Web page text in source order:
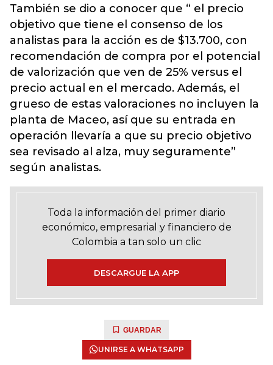
También se dio a conocer que “ el precio
objetivo que tiene el consenso de los
analistas para la acción es de $13.700, con
recomendación de compra por el potencial
de valorización que ven de 25% versus el
precio actual en el mercado. Además, el
grueso de estas valoraciones no incluyen la
planta de Maceo, así que su entrada en
operación llevaría a que su precio objetivo
sea revisado al alza, muy seguramente”
según analistas.
Toda la información del primer diario
económico, empresarial y financiero de
Colombia a tan solo un clic
DESCARGUE LA APP
GUARDAR
UNIRSE A WHATSAPP